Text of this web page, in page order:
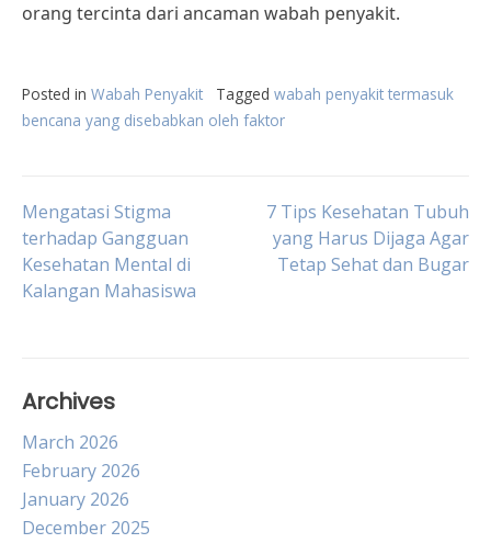
orang tercinta dari ancaman wabah penyakit.
Posted in Wabah Penyakit Tagged wabah penyakit termasuk
bencana yang disebabkan oleh faktor
Post
navigation
Mengatasi Stigma
terhadap Gangguan
Kesehatan Mental di
Kalangan Mahasiswa
7 Tips Kesehatan Tubuh
yang Harus Dijaga Agar
Tetap Sehat dan Bugar
Archives
March 2026
February 2026
January 2026
December 2025